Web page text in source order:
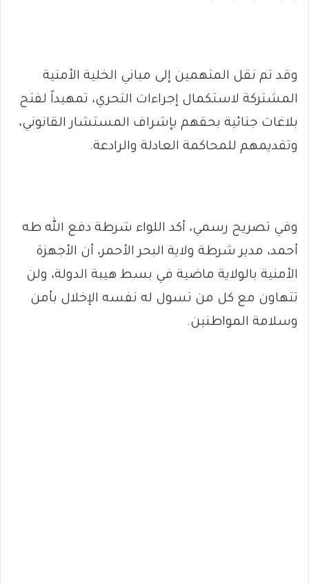
وقد تم نقل المتهمين إلى مباني الخلية الأمنية
المشتركة لاستكمال إجراءات التحري، تمهيداً لفتح
بلاغات جنائية بحقهم بإشراف المستشار القانوني،
وتقديمهم للمحاكمة العادلة والرادعة.
وفي تصريح رسمي، أكد اللواء شرطة دفع الله طه
أحمد، مدير شرطة ولاية البحر الأحمر، أن الأجهزة
الأمنية بالولاية ماضية في بسط هيبة الدولة، ولن
تتهاون مع كل من تسول له نفسه الإخلال بأمن
وسلامة المواطنين.